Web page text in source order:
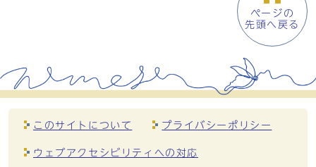
ページの
先頭へ戻る
このサイトについて プライバシーポリシー
ウェブアクセシビリティへの対応